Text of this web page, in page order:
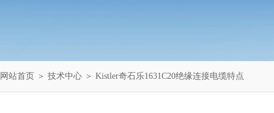
网站首页 ＞ 技术中心 ＞ Kistler奇石乐1631C20绝缘连接电缆特点